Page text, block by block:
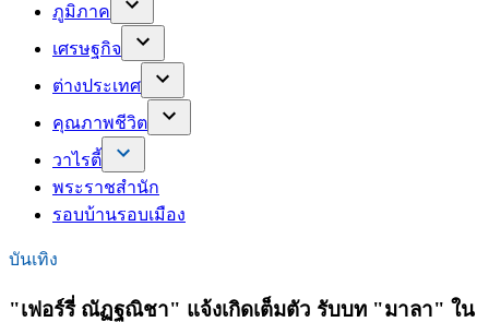
ภูมิภาค
เศรษฐกิจ
ต่างประเทศ
คุณภาพชีวิต
วาไรตี้
พระราชสำนัก
รอบบ้านรอบเมือง
บันเทิง
"เฟอร์รี่ ณัฏฐณิชา" แจ้งเกิดเต็มตัว รับบท "มาลา" ใน